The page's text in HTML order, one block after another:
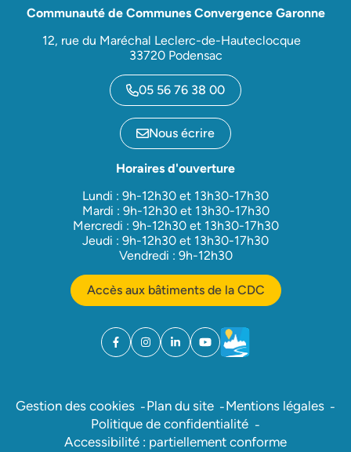
Communauté de Communes Convergence Garonne
12, rue du Maréchal Leclerc-de-Hauteclocque
33720 Podensac
05 56 76 38 00
Nous écrire
Horaires d'ouverture
Lundi : 9h-12h30 et 13h30-17h30
Mardi : 9h-12h30 et 13h30-17h30
Mercredi : 9h-12h30 et 13h30-17h30
Jeudi : 9h-12h30 et 13h30-17h30
Vendredi : 9h-12h30
Accès aux bâtiments de la CDC
Facebook
(ouverture dans un nouvel onglet)
Instagram
(ouverture dans un nouvel onglet)
Linkedin
(ouverture dans un nouvel onglet)
YouTube
(ouverture dans un nouvel
Météo
(ouverture dans un
Gestion des cookies Plan du site
Mentions légales
Politique de confidentialité
Accessibilité : partiellement conforme